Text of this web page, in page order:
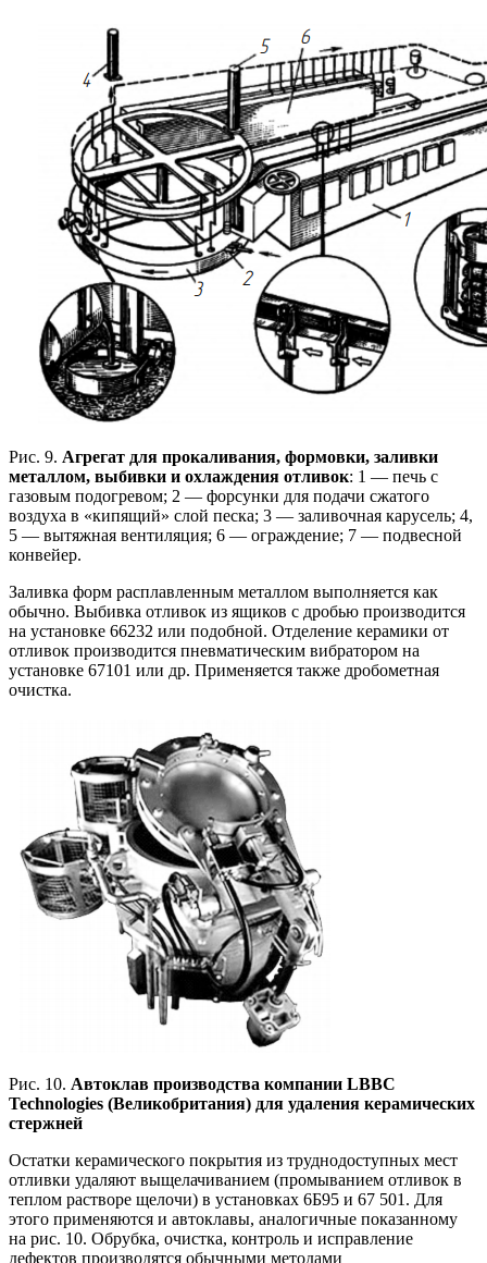
Рис. 9. Агрегат для прокаливания, формовки, заливки
металлом, выбивки и охлаждения отливок: 1 — печь с
газовым подогревом; 2 — форсунки для подачи сжатого
воздуха в «кипящий» слой песка; 3 — заливочная карусель; 4,
5 — вытяжная вентиляция; 6 — ограждение; 7 — подвесной
конвейер.
Заливка форм расплавленным металлом выполняется как
обычно. Выбивка отливок из ящиков с дробью производится
на установке 66232 или подобной. Отделение керамики от
отливок производится пневматическим вибратором на
установке 67101 или др. Применяется также дробометная
очистка.
Рис. 10. Автоклав производства компании LBBC
Technologies (Великобритания) для удаления керамических
стержней
Остатки керамического покрытия из труднодоступных мест
отливки удаляют выщелачиванием (промыванием отливок в
теплом растворе щелочи) в установках 6Б95 и 67 501. Для
этого применяются и автоклавы, аналогичные показанному
на рис. 10. Обрубка, очистка, контроль и исправление
дефектов производятся обычными методами